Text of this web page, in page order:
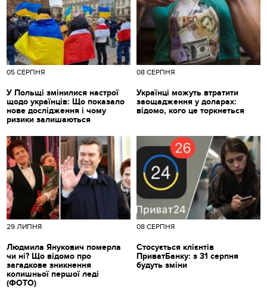
05 СЕРПНЯ
У Польщі змінилися настрої
щодо українців: Що показало
нове дослідження і чому
ризики залишаються
08 СЕРПНЯ
Українці можуть втратити
заощадження у доларах:
відомо, кого це торкнеться
29 ЛИПНЯ
Людмила Янукович померла
чи ні? Що відомо про
загадкове зникнення
колишньої першої леді
(ФОТО)
08 СЕРПНЯ
Стосується клієнтів
ПриватБанку: з 31 серпня
будуть зміни